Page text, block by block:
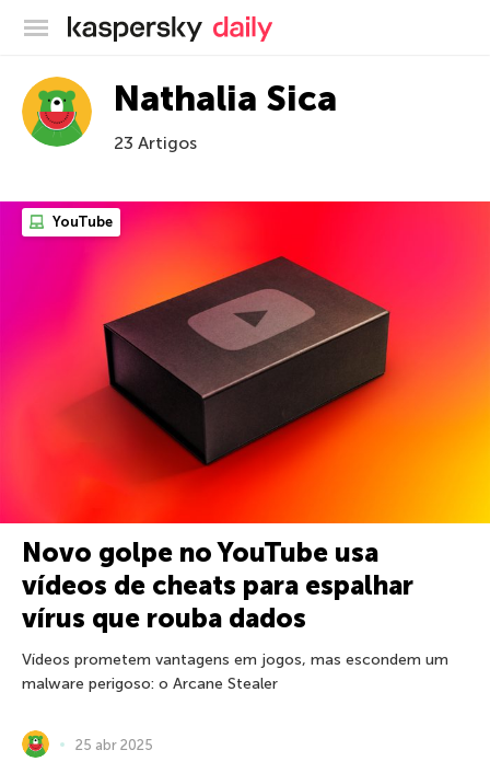
Blog oficial da Kaspersky
Nathalia Sica
23 Artigos
YouTube
Novo golpe no YouTube usa
vídeos de cheats para espalhar
vírus que rouba dados
Vídeos prometem vantagens em jogos, mas escondem um
malware perigoso: o Arcane Stealer
25 abr 2025